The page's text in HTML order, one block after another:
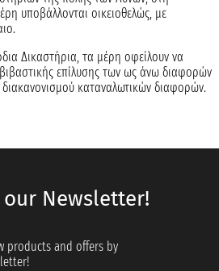
υποβάλλονται οικειοθελώς, με
Δικαστήρια, τα μέρη οφείλουν να
επίλυσης των ως άνω διαφορών
διακανονισμού καταναλωτικών διαφορών.
Newsletter!
products and offers by